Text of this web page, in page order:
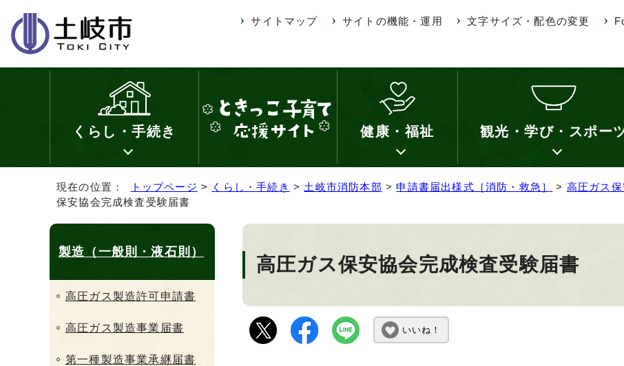
サイトマップ サイトの機能・運用 文字サイズ・配色の変更
くらし・手続き 健康・福祉 観光・学び・スポー
現在の位置： トップページ > くらし・手続き > 土岐市消防本部 > 申請書届出様式［消防・救急］ > 高圧ガス
保安協会完成検査受験届書
高圧ガス保安協会完成検査受験届書
いいね！
製造（一般則・液石則）
高圧ガス製造許可申請書
高圧ガス製造事業届書
第一種製造事業承継届書